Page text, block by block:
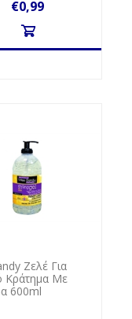
€0,99
Ζελέ Για
Κράτημα Με
600ml